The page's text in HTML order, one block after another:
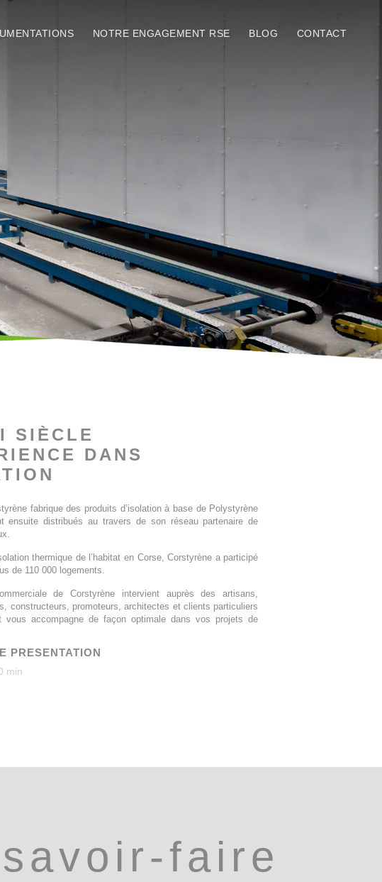
NOTRE ENGAGEMENT RSE BLOG CONTACT
SIÈCLE
DANS
fabrique des produits d’isolation à base de Polystyrène
ensuite distribués au travers de son réseau partenaire de
thermique de l’habitat en Corse, Corstyrène a participé
de 110 000 logements.
de Corstyrène intervient auprès des artisans,
constructeurs, promoteurs, architectes et clients particuliers
vous accompagne de façon optimale dans vos projets de
PRESENTATION
min
faire